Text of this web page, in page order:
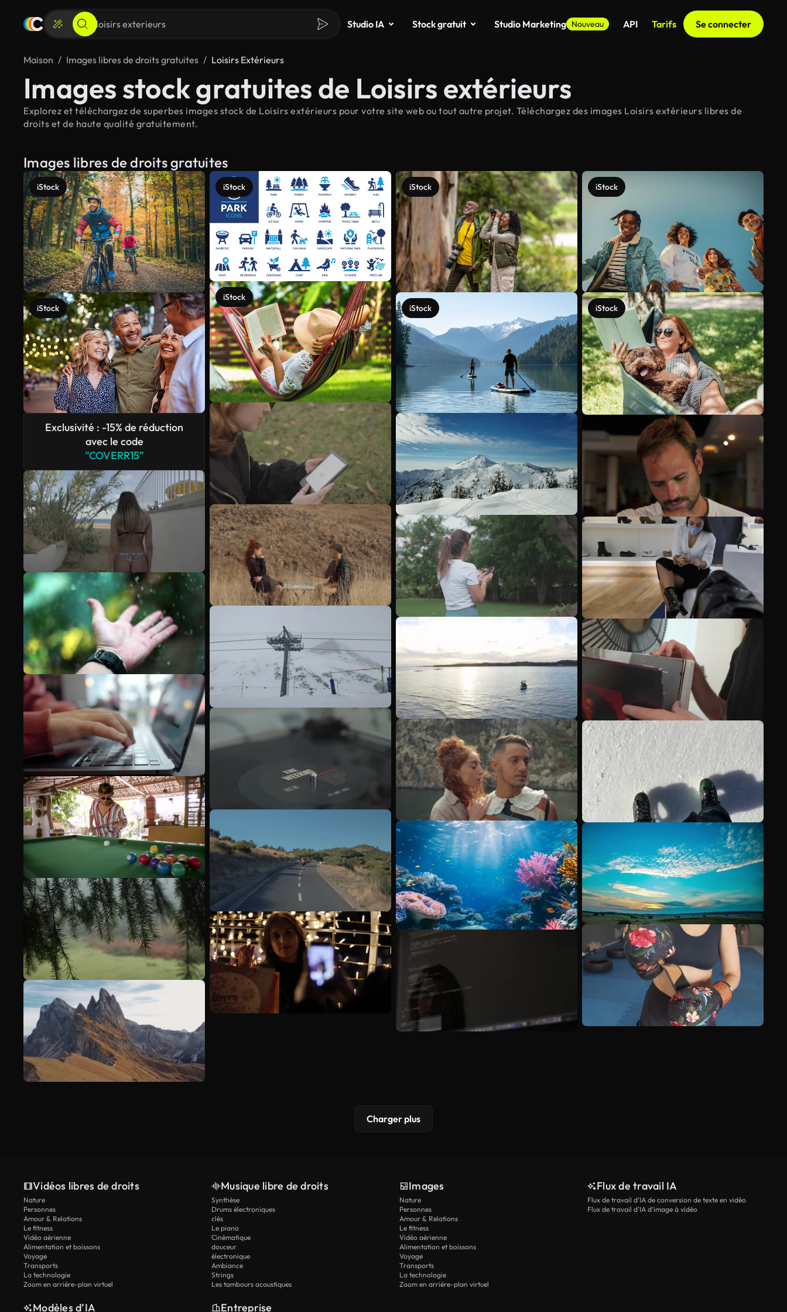
Studio IA Stock gratuit Studio Marketing Nouveau API Tarifs Se connecter
Maison Images libres de droits gratuites Loisirs Extérieurs
Images stock gratuites de Loisirs extérieurs
Explorez et téléchargez de superbes images stock de Loisirs extérieurs pour votre site web ou tout autre projet. Téléchargez des images Loisirs extérieurs libres de
droits et de haute qualité gratuitement.
Images libres de droits gratuites
iStock
iStock
Exclusivité : -15% de réduction
avec le code
"COVERR15"
iStock
iStock
iStock
iStock
iStock
iStock
Voir plus
Charger plus
Vidéos libres de droits
Nature
Personnes
Amour & Relations
Le fitness
Vidéo aérienne
Alimentation et boissons
Voyage
Transports
La technologie
Zoom en arrière-plan virtuel
Musique libre de droits
Synthèse
Drums électroniques
clés
Le piano
Cinématique
douceur
électronique
Ambiance
Strings
Les tambours acoustiques
Images
Nature
Personnes
Amour & Relations
Le fitness
Vidéo aérienne
Alimentation et boissons
Voyage
Transports
La technologie
Zoom en arrière-plan virtuel
Flux de travail IA
Flux de travail d’IA de conversion de texte en vidéo
Flux de travail d’IA d’image à vidéo
Modèles d’IA Entreprise